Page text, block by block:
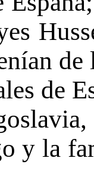
de
y la